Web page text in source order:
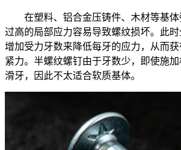
在塑料、铝合金压铸件、木材等基体
过高的局部应力容易导致螺纹损坏。此
增加受力牙数来降低每牙的应力，从而
紧力。半螺纹螺钉由于牙数少，即使施
滑牙，因此不太适合软质基体。